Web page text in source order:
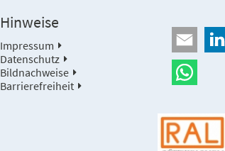
Hinweise
Impressum
Datenschutz
Bildnachweise
Barrierefreiheit